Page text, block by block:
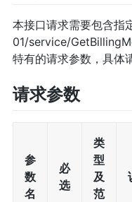
本接口请求需要包含
01/service/
特有的请求参数，具体
请求参数
参
数
名
必
选
类
型
及
范